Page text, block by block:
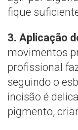
fique
3. Aplicação
movimentos
profissional
seguindo o
incisão é
pigmento,